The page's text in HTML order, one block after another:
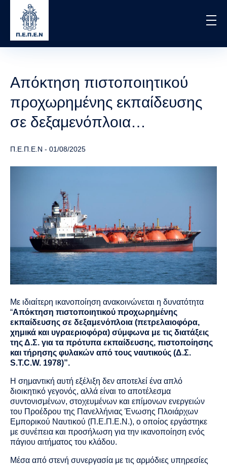
content
Απόκτηση πιστοποιητικού
προχωρημένης εκπαίδευσης
σε δεξαμενόπλοια…
Π.Ε.Π.Ε.Ν - 01/08/2025
Με ιδιαίτερη ικανοποίηση ανακοινώνεται η δυνατότητα
“Απόκτηση πιστοποιητικού προχωρημένης
εκπαίδευσης σε δεξαμενόπλοια (πετρελαιοφόρα,
χημικά και υγραεριοφόρα) σύμφωνα με τις διατάξεις
της Δ.Σ. για τα πρότυπα εκπαίδευσης, πιστοποίησης
και τήρησης φυλακών από τους ναυτικούς (Δ.Σ.
S.T.C.W. 1978)”.
Η σημαντική αυτή εξέλιξη δεν αποτελεί ένα απλό
διοικητικό γεγονός, αλλά είναι το αποτέλεσμα
συντονισμένων, στοχευμένων και επίμονων ενεργειών
του Προέδρου της Πανελλήνιας Ένωσης Πλοιάρχων
Εμπορικού Ναυτικού (Π.Ε.Π.Ε.Ν.), ο οποίος εργάστηκε
με συνέπεια και προσήλωση για την ικανοποίηση ενός
πάγιου αιτήματος του κλάδου.
Μέσα από στενή συνεργασία με τις αρμόδιες υπηρεσίες